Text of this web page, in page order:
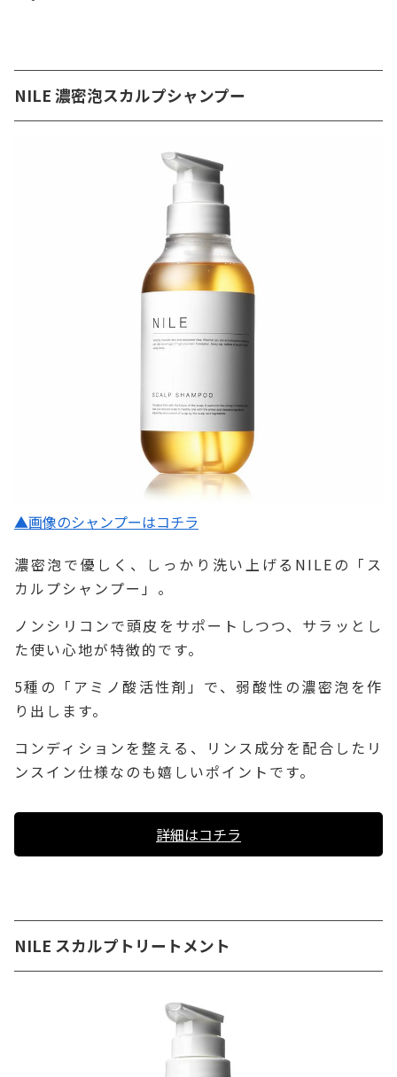
NILE 濃密泡スカルプシャンプー
▲画像のシャンプーはコチラ
濃密泡で優しく、しっかり洗い上げるNILEの「ス
カルプシャンプー」。
ノンシリコンで頭皮をサポートしつつ、サラッとし
た使い心地が特徴的です。
5種の「アミノ酸活性剤」で、弱酸性の濃密泡を作
り出します。
コンディションを整える、リンス成分を配合したリ
ンスイン仕様なのも嬉しいポイントです。
詳細はコチラ
NILE スカルプトリートメント